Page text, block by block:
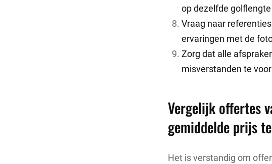
op dezelfde
Vraag naar
ervaringen met de
Zorg dat alle
misverstanden te
Vergelijk offertes
gemiddelde prijs
Het is verstandig om